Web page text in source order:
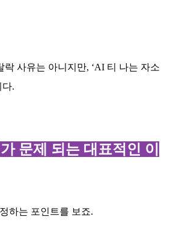
사유는 아니지만, ‘AI 티 나는 자소
다.
문제 되는 대표적인 이
하는 포인트를 보죠.